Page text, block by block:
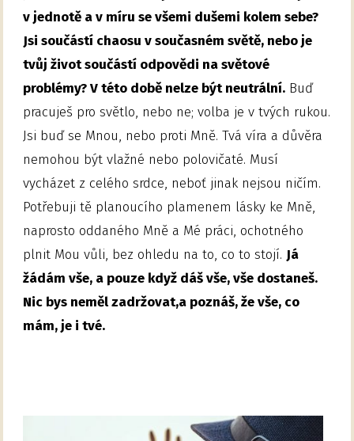
v jednotě a v míru se všemi dušemi kolem sebe?
Jsi součástí chaosu v současném světě, nebo je
tvůj život součástí odpovědi na světové
problémy? V této době nelze být neutrální. Buď
pracuješ pro světlo, nebo ne; volba je v tvých rukou.
Jsi buď se Mnou, nebo proti Mně. Tvá víra a důvěra
nemohou být vlažné nebo polovičaté. Musí
vycházet z celého srdce, neboť jinak nejsou ničím.
Potřebuji tě planoucího plamenem lásky ke Mně,
naprosto oddaného Mně a Mé práci, ochotného
plnit Mou vůli, bez ohledu na to, co to stojí. Já
žádám vše, a pouze když dáš vše, vše dostaneš.
Nic bys neměl zadržovat,a poznáš, že vše, co
mám, je i tvé.